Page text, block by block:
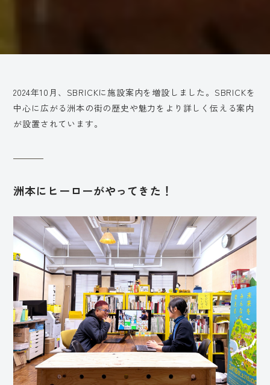
2024年10月、SBRICKに施設案内を増設しました。SBRICKを
中心に広がる洲本の街の歴史や魅力をより詳しく伝える案内
が設置されています。
洲本にヒーローがやってきた！